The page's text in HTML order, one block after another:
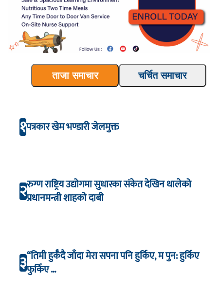
ताजा समाचार चर्चित समाचार
१पत्रकार खेम भण्डारी जेलमुक्त
२रुग्ण राष्ट्रिय उद्योगमा सुधारका संकेत देखिन थालेको
प्रधानमन्त्री शाहको दाबी
३“तिमी हुर्कँदै जाँदा मेरा सपना पनि हुर्किए, म पुन: हुर्किए
फुर्किए …